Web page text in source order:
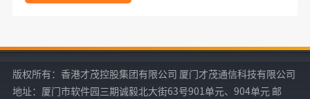
版权所有：香港才茂控股集团有限公司 厦门才茂通信科技有限公司
地址：厦门市软件园三期诚毅北大街63号901单元、904单元 邮